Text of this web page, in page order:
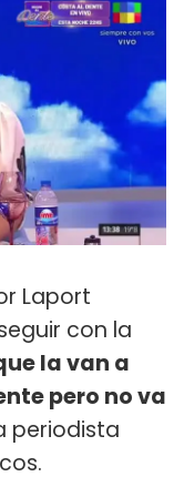
Laport
con la
la van a
pero no va
periodista